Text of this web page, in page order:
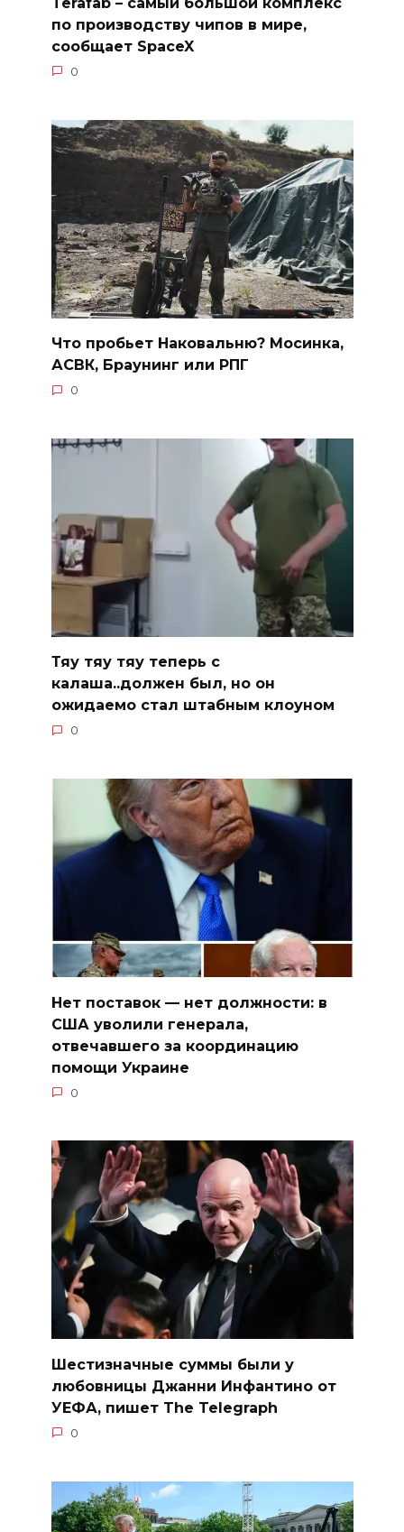
по производству чипов в мире,
сообщает SpaceX
0
Что пробьет Наковальню? Мосинка,
АСВК, Браунинг или РПГ
0
Тяу тяу тяу теперь с
калаша..должен был, но он
ожидаемо стал штабным клоуном
0
Нет поставок — нет должности: в
США уволили генерала,
отвечавшего за координацию
помощи Украине
0
Шестизначные суммы были у
любовницы Джанни Инфантино от
УЕФА, пишет The Telegraph
0